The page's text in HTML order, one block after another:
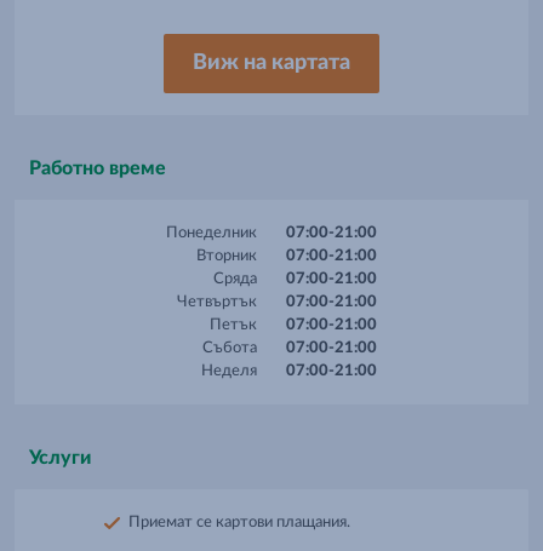
Виж на картата
Работно време
Понеделник
Вторник
Сряда
Четвъртък
Петък
Събота
Неделя
07:00-21:00
07:00-21:00
07:00-21:00
07:00-21:00
07:00-21:00
07:00-21:00
07:00-21:00
Услуги
Приемат се картови плащания.